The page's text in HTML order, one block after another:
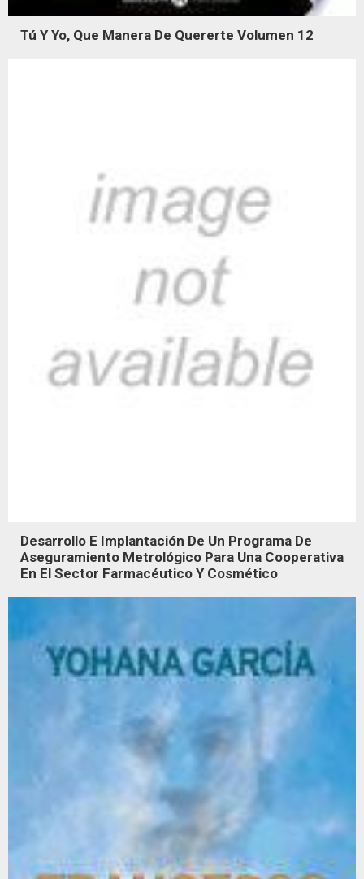
Tú Y Yo, Que Manera De Quererte Volumen 12
Desarrollo E Implantación De Un Programa De
Aseguramiento Metrológico Para Una Cooperativa
En El Sector Farmacéutico Y Cosmético